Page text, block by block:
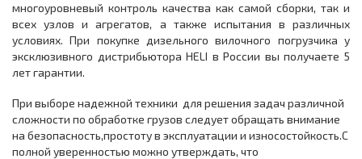
многоуровневый контроль качества как самой сборки, так и
всех узлов и агрегатов, а также испытания в различных
условиях. При покупке дизельного вилочного погрузчика у
эксклюзивного дистрибьютора HELI в России вы получаете 5
лет гарантии.
При выборе надежной техники для решения задач различной
сложности по обработке грузов следует обращать внимание
на безопасность,простоту в эксплуатации и износостойкость.С
полной уверенностью можно утверждать, что